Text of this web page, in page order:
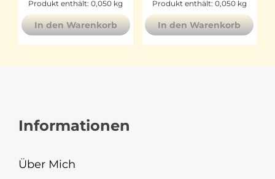
Produkt enthält: 0,050 kg
In den Warenkorb
Produkt enthält: 0,050 kg
In den Warenkorb
Informationen
Über Mich